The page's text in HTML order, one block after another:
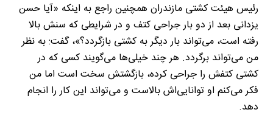
رئیس هیئت کشتی مازندران همچنین راجع به اینکه «آیا حسن
یزدانی بعد از دو بار جراحی کتف و در شرایطی که سنش بالا
رفته است،‌ می‌تواند بار دیگر به کشتی بازگردد؟»، گفت:‌ به نظر
من می‌تواند برگردد. هر چند خیلی‌ها می‌گویند کسی که در
کشتی کتفش را جراحی کرده، بازگشتش سخت است اما من
فکر می‌کنم او توانایی‌اش بالاست و می‌تواند این کار را انجام
دهد.